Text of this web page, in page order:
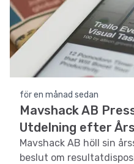
för en månad sedan
Mavshack AB
Utdelning efter
Mavshack AB höll sin
beslut om